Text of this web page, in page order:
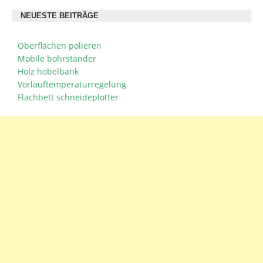
NEUESTE BEITRÄGE
Oberflächen polieren
Mobile bohrständer
Holz hobelbank
Vorlauftemperaturregelung
Flachbett schneideplotter